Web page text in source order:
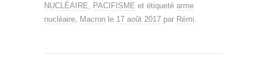
NUCLÉAIRE
PACIFISME et étiqueté arme
nucléaire
Macron le 17 août 2017 par Rémi